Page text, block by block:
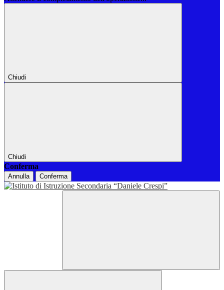
Chiudi
Chiudi
Conferma
Annulla Conferma